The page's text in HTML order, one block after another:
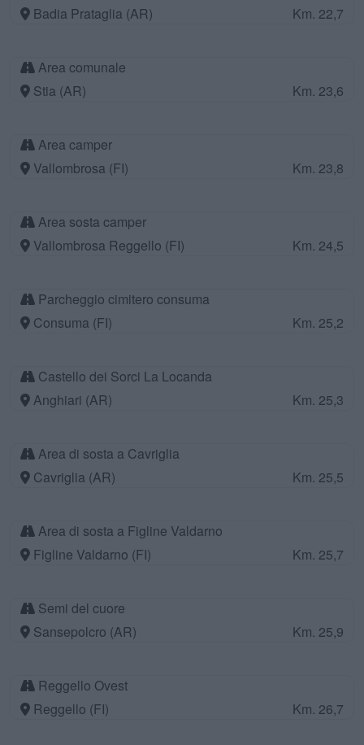
Badia Prataglia (AR)
Km. 22,7
Area comunale
Stia (AR)
Km. 23,6
Area camper
Vallombrosa (FI)
Km. 23,8
Area sosta camper
Vallombrosa Reggello (FI)
Km. 24,5
Parcheggio cimitero consuma
Consuma (FI)
Km. 25,2
Castello dei Sorci La Locanda
Anghiari (AR)
Km. 25,3
Area di sosta a Cavriglia
Cavriglia (AR)
Km. 25,5
Area di sosta a Figline Valdarno
Figline Valdarno (FI)
Km. 25,7
Semi del cuore
Sansepolcro (AR)
Km. 25,9
Reggello Ovest
Reggello (FI)
Km. 26,7